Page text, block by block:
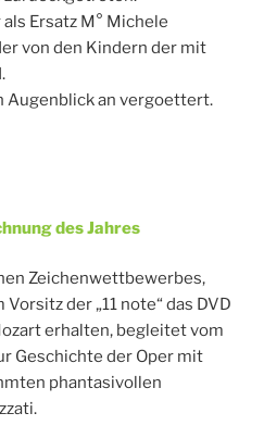
Ersatz M° Michele
von den Kindern der mit
Augenblick an vergoettert.
des Jahres
Zeichenwettbewerbes,
der „11 note“ das DVD
erhalten, begleitet vom
Geschichte der Oper mit
phantasivollen